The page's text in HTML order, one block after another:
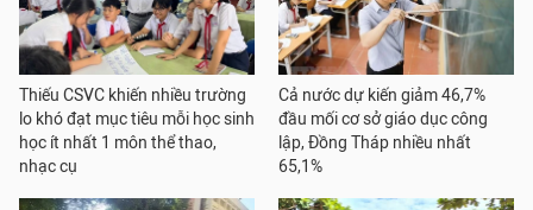
Thiếu CSVC khiến nhiều trường
lo khó đạt mục tiêu mỗi học sinh
học ít nhất 1 môn thể thao,
nhạc cụ
Cả nước dự kiến giảm 46,7%
đầu mối cơ sở giáo dục công
lập, Đồng Tháp nhiều nhất
65,1%